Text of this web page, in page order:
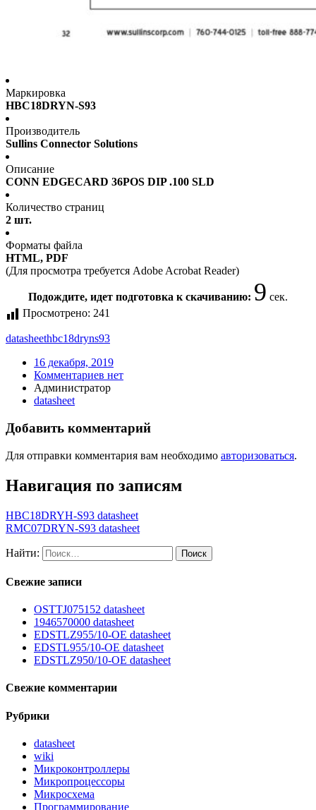
Маркировка
HBC18DRYN-S93
Производитель
Sullins Connector Solutions
Описание
CONN EDGECARD 36POS DIP .100 SLD
Количество страниц
2 шт.
Форматы файла
HTML, PDF
(Для просмотра требуется Adobe Acrobat Reader)
Подождите, идет подготовка к скачиванию: 9 сек.
Просмотрено: 241
datasheethbc18dryns93
16 декабря, 2019
Комментариев нет
Администратор
datasheet
Добавить комментарий
Для отправки комментария вам необходимо авторизоваться.
Навигация по записям
HBC18DRYH-S93 datasheet
RMC07DRYN-S93 datasheet
Найти:
Свежие записи
OSTTJ075152 datasheet
1946570000 datasheet
EDSTLZ955/10-OE datasheet
EDSTL955/10-OE datasheet
EDSTLZ950/10-OE datasheet
Свежие комментарии
Рубрики
datasheet
wiki
Микроконтроллеры
Микропроцессоры
Микросхема
Программирование